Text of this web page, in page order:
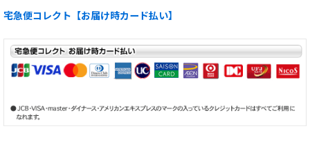
宅急便コレクト【お届け時カード払い】